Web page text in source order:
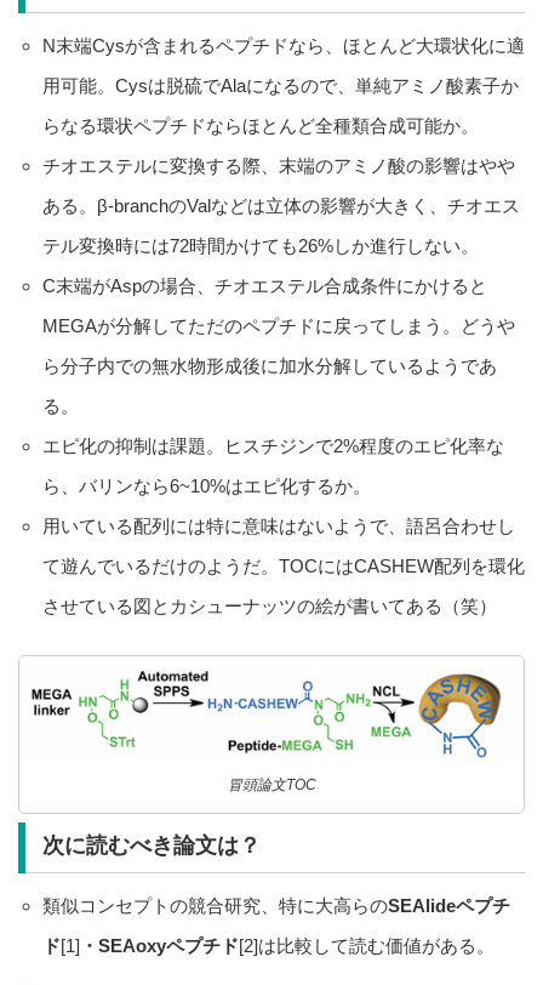
N末端Cysが含まれるペプチドなら、ほとんど大環状化に適
用可能。Cysは脱硫でAlaになるので、単純アミノ酸素子か
らなる環状ペプチドならほとんど全種類合成可能か。
チオエステルに変換する際、末端のアミノ酸の影響はやや
ある。β-branchのValなどは立体の影響が大きく、チオエス
テル変換時には72時間かけても26%しか進行しない。
C末端がAspの場合、チオエステル合成条件にかけると
MEGAが分解してただのペプチドに戻ってしまう。どうや
ら分子内での無水物形成後に加水分解しているようであ
る。
エピ化の抑制は課題。ヒスチジンで2%程度のエピ化率な
ら、バリンなら6~10%はエピ化するか。
用いている配列には特に意味はないようで、語呂合わせし
て遊んでいるだけのようだ。TOCにはCASHEW配列を環化
させている図とカシューナッツの絵が書いてある（笑）
冒頭論文TOC
次に読むべき論文は？
類似コンセプトの競合研究、特に大高らのSEAlideペプチ
ド[1] ・SEAoxyペプチド[2]は比較して読む価値がある。